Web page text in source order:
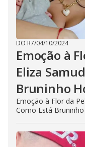
DO R7/04/10/2024
Emoção à
Eliza
Bruninho
Emoção à Flor da
Como Está